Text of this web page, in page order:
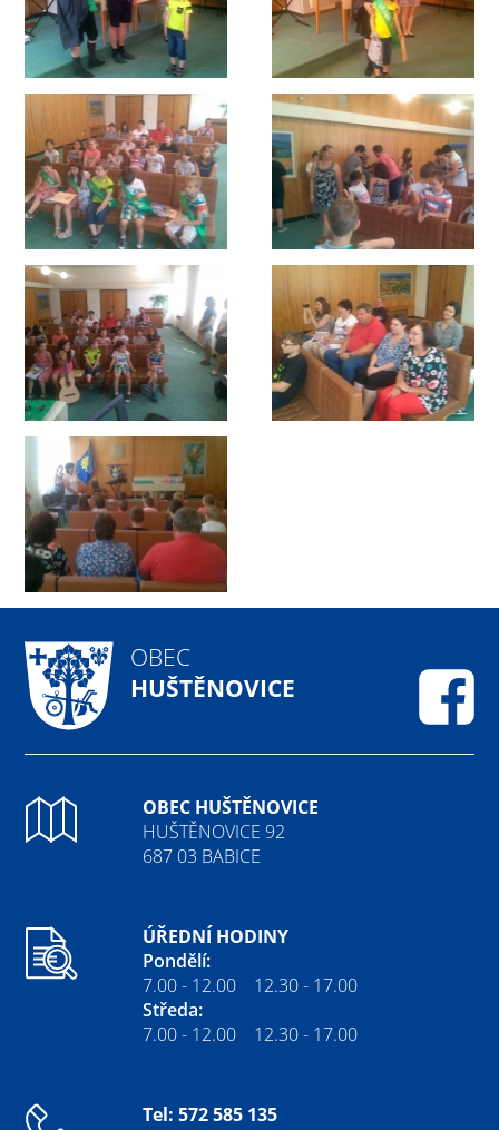
OBEC
HUŠTĚNOVICE
OBEC HUŠTĚNOVICE
HUŠTĚNOVICE 92
687 03 BABICE
ÚŘEDNÍ HODINY
Pondělí:
7.00 - 12.00 12.30 - 17.00
Středa:
7.00 - 12.00 12.30 - 17.00
Tel: 572 585 135